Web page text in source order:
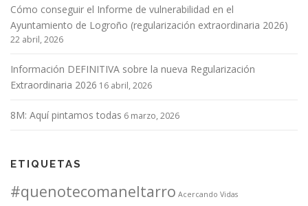
Cómo conseguir el Informe de vulnerabilidad en el
Ayuntamiento de Logroño (regularización extraordinaria 2026)
22 abril, 2026
Información DEFINITIVA sobre la nueva Regularización
Extraordinaria 2026 16 abril, 2026
8M: Aquí pintamos todas 6 marzo, 2026
ETIQUETAS
#quenotecomaneltarro Acercando Vidas